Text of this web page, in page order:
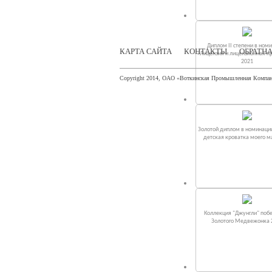
Диплом II степени в
«Лицензия и лицензионная
2021
Золотой диплом в
детская кроватка моего
Коллекция "Джунгли"
Золотого Медвежонка
КАРТА САЙТА КОНТАКТЫ
Copyright 2014, ОАО «Воткинская Промышленная